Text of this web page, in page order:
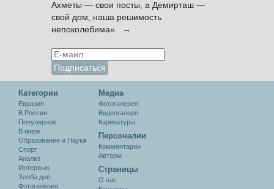
Ахметы — свои посты, а Демирташ —
свой дом, наша решимость
непоколебима». →
Категории
Евразия
В России
Популярное
В мире
Образование и Наука
Спорт
Анализ
Интервью
Злоба дня
Фотогалерея
Медиа
Фотогалерея
Видеогалеря
Карикатуры
Персоналии
Комментарии
Авторы
Cтраницы
О нас